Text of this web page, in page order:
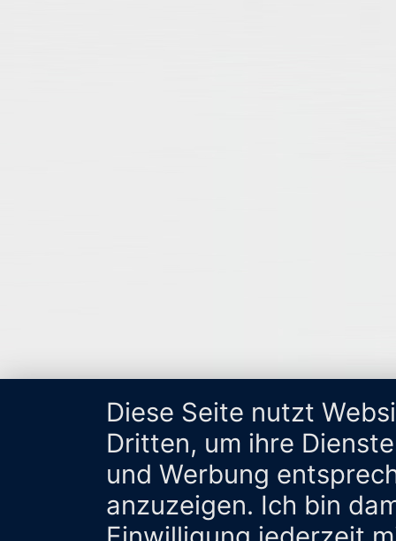
Diese Seite nutzt
Dritten, um ihre
und Werbung
anzuzeigen. Ich bin